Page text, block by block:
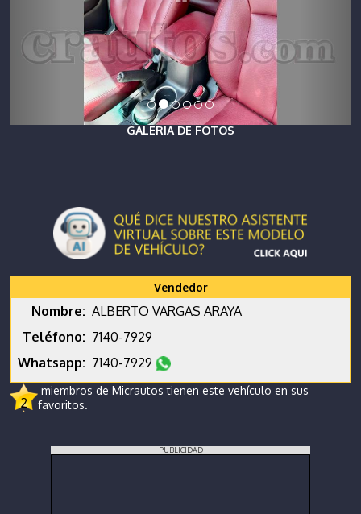
GALERIA DE FOTOS
Vendedor
Nombre: ALBERTO VARGAS ARAYA
Teléfono: 7140-7929
Whatsapp: 7140-7929
2
miembros de Micrautos tienen este vehículo en sus
favoritos.
PUBLICIDAD